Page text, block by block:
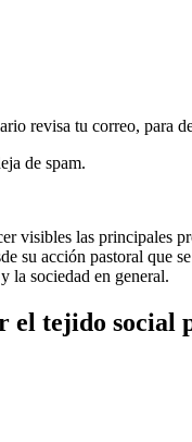
revisa tu correo, para
de spam.
visibles las principales
su acción pastoral que
la sociedad en general.
el tejido social